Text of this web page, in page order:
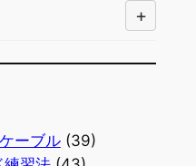
+
ーブル(39)